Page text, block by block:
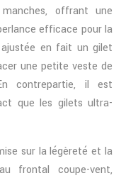
offrant une
efficace pour la
en fait un gilet
une petite veste de
contrepartie, il est
que les gilets ultra-
sur la légèreté et la
frontal coupe-vent,